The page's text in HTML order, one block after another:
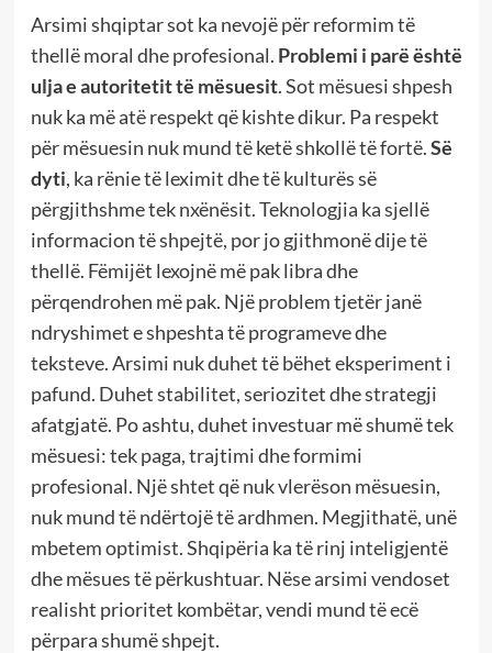
Arsimi shqiptar sot ka nevojë për reformim të
thellë moral dhe profesional. Problemi i parë është
ulja e autoritetit të mësuesit. Sot mësuesi shpesh
nuk ka më atë respekt që kishte dikur. Pa respekt
për mësuesin nuk mund të ketë shkollë të fortë.Së
dyti, ka rënie të leximit dhe të kulturës së
përgjithshme tek nxënësit. Teknologjia ka sjellë
informacion të shpejtë, por jo gjithmonë dije të
thellë. Fëmijët lexojnë më pak libra dhe
përqendrohen më pak. Një problem tjetër janë
ndryshimet e shpeshta të programeve dhe
teksteve. Arsimi nuk duhet të bëhet eksperiment i
pafund. Duhet stabilitet, seriozitet dhe strategji
afatgjatë. Po ashtu, duhet investuar më shumë tek
mësuesi: tek paga, trajtimi dhe formimi
profesional. Një shtet që nuk vlerëson mësuesin,
nuk mund të ndërtojë të ardhmen. Megjithatë, unë
mbetem optimist. Shqipëria ka të rinj inteligjentë
dhe mësues të përkushtuar. Nëse arsimi vendoset
realisht prioritet kombëtar, vendi mund të ecë
përpara shumë shpejt.